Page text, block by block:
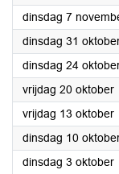
dinsdag 7
dinsdag 31
dinsdag 24
vrijdag 20 oktober
vrijdag 13 oktober
dinsdag 10
dinsdag 3 oktober